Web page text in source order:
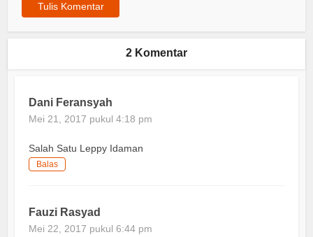
2 Komentar
Dani Feransyah
Mei 21, 2017 pukul 4:18 pm
Salah Satu Leppy Idaman
Balas
Fauzi Rasyad
Mei 22, 2017 pukul 6:44 pm